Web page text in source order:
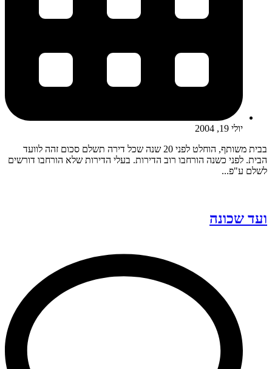
יולי 19, 2004
בבית משותף, הוחלט לפני 20 שנה שכל דירה תשלם סכום זהה לוועד
הבית. לפני כשנה הורחבו רוב הדירות. בעלי הדירות שלא הורחבו דורשים
לשלם ע"פ...
ועד שכונה